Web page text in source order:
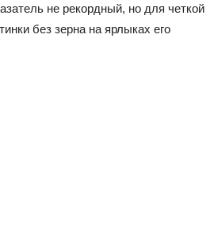
не рекордный, но для четкой
без зерна на ярлыках его